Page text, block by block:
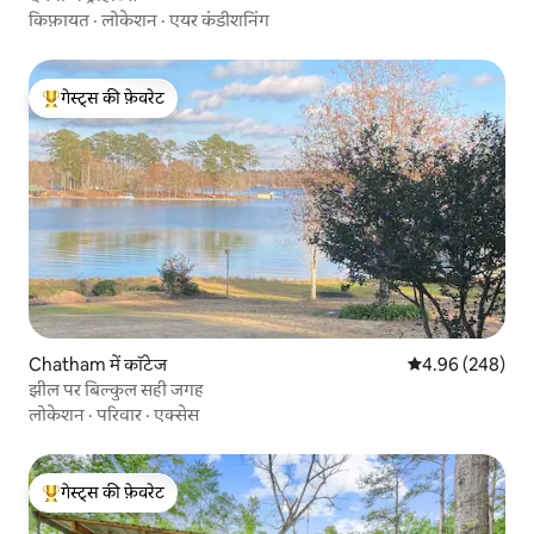
किफ़ायत ·लोकेशन ·एयर कंडीशनिंग
गेस्ट्स का टॉप फ़ेवरेट
गेस्ट्स की फ़ेवरेट
Chatham में कॉटेज औसत रेटिंग 5 में से
4.96 (248)
झील पर बिल्कुल सही जगह
लोकेशन ·परिवार ·एक्सेस
गेस्ट्स का टॉप फ़ेवरेट
गेस्ट्स की फ़ेवरेट